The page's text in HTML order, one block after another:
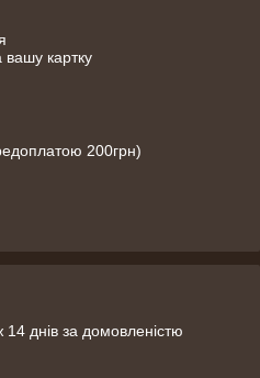
вашу картку
200грн)
днів за домовленістю